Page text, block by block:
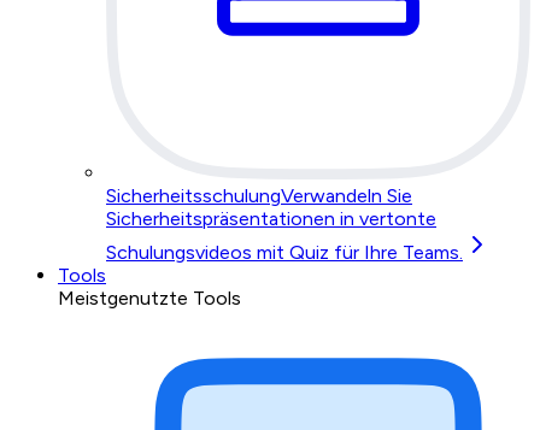
SicherheitsschulungVerwandeln Sie
Sicherheitspräsentationen in vertonte
Schulungsvideos mit Quiz für Ihre Teams.
Tools
Meistgenutzte Tools